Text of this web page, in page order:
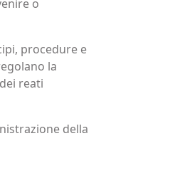
o
procedure e
la
reati
della